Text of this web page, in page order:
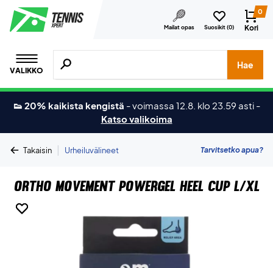
Mailat opas Suosikit (0)
0
Kori
VALIKKO
Hae tuotteita, merkkejä jne.
Hae
👟 20% kaikista kengistä -voimassa 12.8. klo 23.59 asti -
Katso valikoima
Takaisin | Urheiluvälineet Tarvitsetko apua?
Ortho Movement Powergel Heel Cup L/XL